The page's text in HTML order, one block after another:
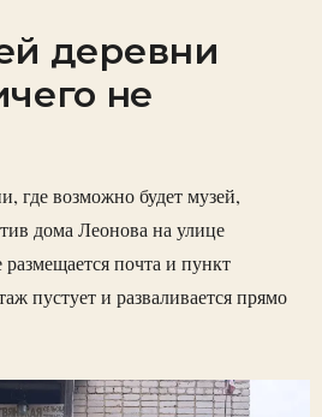
деревни
не
где возможно будет музей,
дома Леонова на улице
почта и пункт
пустует и разваливается прямо